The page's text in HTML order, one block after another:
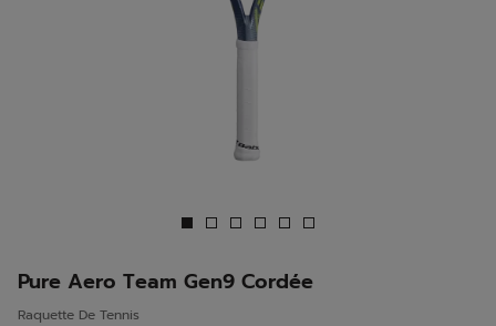
Pure Aero Team Gen9 Cordée
Raquette De Tennis